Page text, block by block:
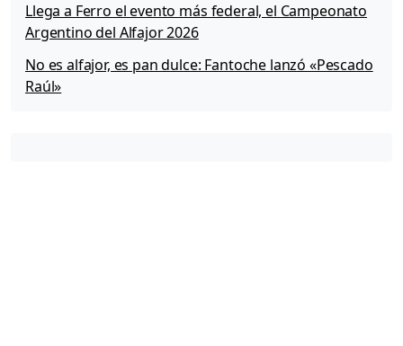
Llega a Ferro el evento más federal, el Campeonato
Argentino del Alfajor 2026
No es alfajor, es pan dulce: Fantoche lanzó «Pescado
Raúl»